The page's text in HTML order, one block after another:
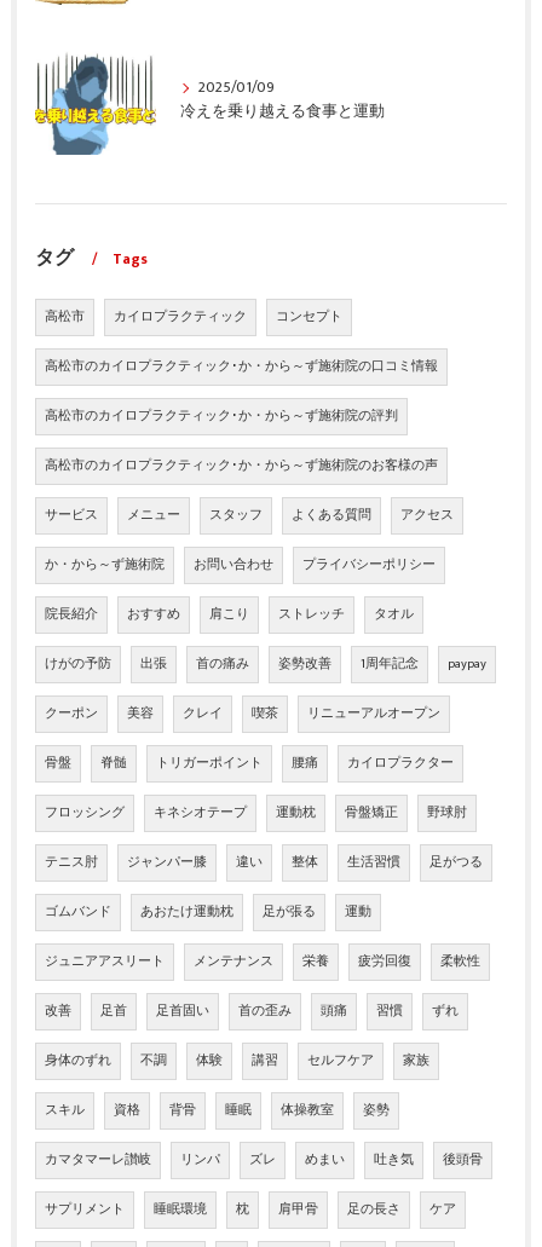
2025/01/09
冷えを乗り越える食事と運動
タグ Tags
高松市 カイロプラクティック コンセプト
高松市のカイロプラクティック･か・から～ず施術院の口コミ情報
高松市のカイロプラクティック･か・から～ず施術院の評判
高松市のカイロプラクティック･か・から～ず施術院のお客様の声
サービス メニュー スタッフ よくある質問 アクセス
か・から～ず施術院 お問い合わせ プライバシーポリシー
院長紹介 おすすめ 肩こり ストレッチ タオル
けがの予防 出張 首の痛み 姿勢改善 1周年記念 paypay
クーポン 美容 クレイ 喫茶 リニューアルオープン
骨盤 脊髄 トリガーポイント 腰痛 カイロプラクター
フロッシング キネシオテープ 運動枕 骨盤矯正 野球肘
テニス肘 ジャンパー膝 違い 整体 生活習慣 足がつる
ゴムバンド あおたけ運動枕 足が張る 運動
ジュニアアスリート メンテナンス 栄養 疲労回復 柔軟性
改善 足首 足首固い 首の歪み 頭痛 習慣 ずれ
身体のずれ 不調 体験 講習 セルフケア 家族
スキル 資格 背骨 睡眠 体操教室 姿勢
カマタマーレ讃岐 リンパ ズレ めまい 吐き気 後頭骨
サプリメント 睡眠環境 枕 肩甲骨 足の長さ ケア